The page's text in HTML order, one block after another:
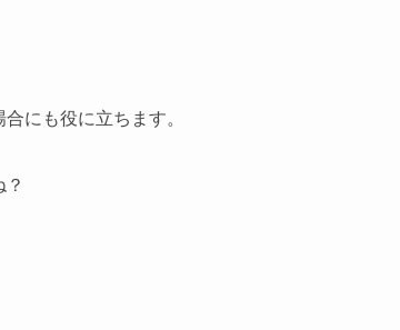
にも役に立ちます。